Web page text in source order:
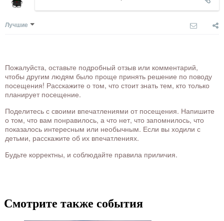
Лучшие
Пожалуйста, оставьте подробный отзыв или комментарий,
чтобы другим людям было проще принять решение по поводу
посещения! Расскажите о том, что стоит знать тем, кто только
планирует посещение.
Поделитесь с своими впечатлениями от посещения. Напишите
о том, что вам понравилось, а что нет, что запомнилось, что
показалось интересным или необычным. Если вы ходили с
детьми, расскажите об их впечатлениях.
Будьте корректны, и соблюдайте правила приличия.
Смотрите также события